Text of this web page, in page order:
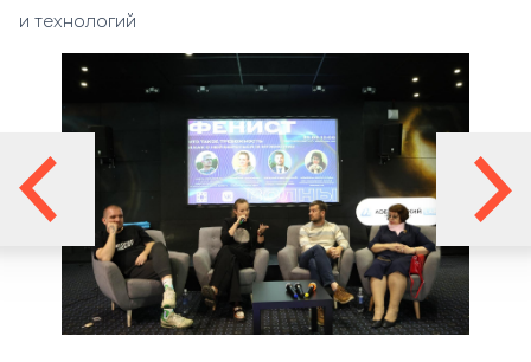
и технологий